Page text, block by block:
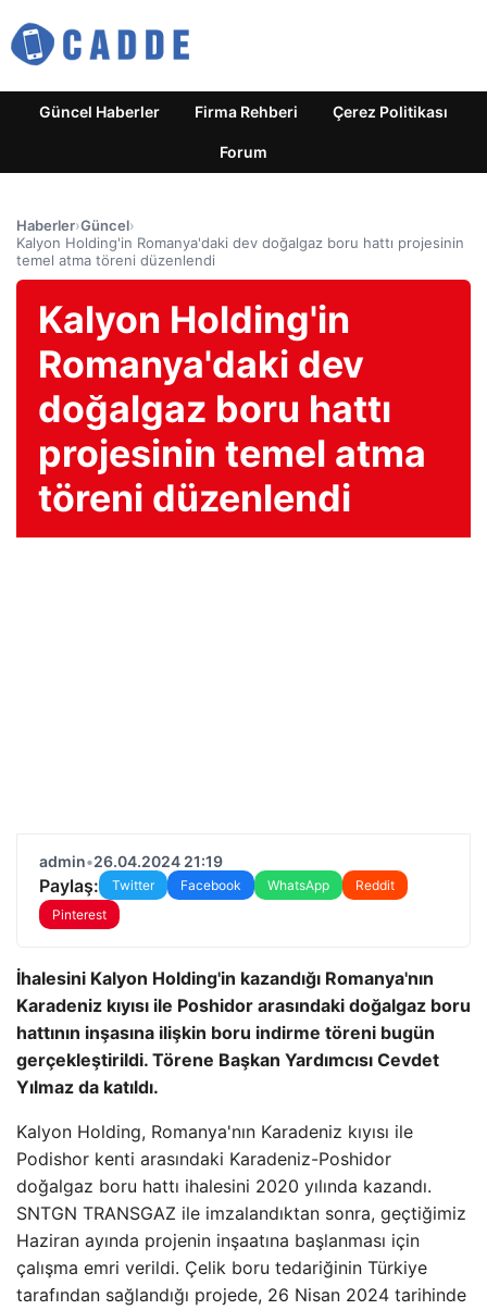
Güncel Haberler Firma Rehberi Çerez Politikası
Forum
Haberler›Güncel›
Kalyon Holding'in Romanya'daki dev doğalgaz boru hattı projesinin
temel atma töreni düzenlendi
Kalyon Holding'in
Romanya'daki dev
doğalgaz boru hattı
projesinin temel atma
töreni düzenlendi
admin•26.04.2024 21:19
Paylaş: Twitter Facebook WhatsApp
Reddit
Pinterest
İhalesini Kalyon Holding'in kazandığı Romanya'nın
Karadeniz kıyısı ile Poshidor arasındaki doğalgaz boru
hattının inşasına ilişkin boru indirme töreni bugün
gerçekleştirildi. Törene Başkan Yardımcısı Cevdet
Yılmaz da katıldı.
Kalyon Holding, Romanya'nın Karadeniz kıyısı ile
Podishor kenti arasındaki Karadeniz-Poshidor
doğalgaz boru hattı ihalesini 2020 yılında kazandı.
SNTGN TRANSGAZ ile imzalandıktan sonra, geçtiğimiz
Haziran ayında projenin inşaatına başlanması için
çalışma emri verildi. Çelik boru tedariğinin Türkiye
tarafından sağlandığı projede, 26 Nisan 2024 tarihinde